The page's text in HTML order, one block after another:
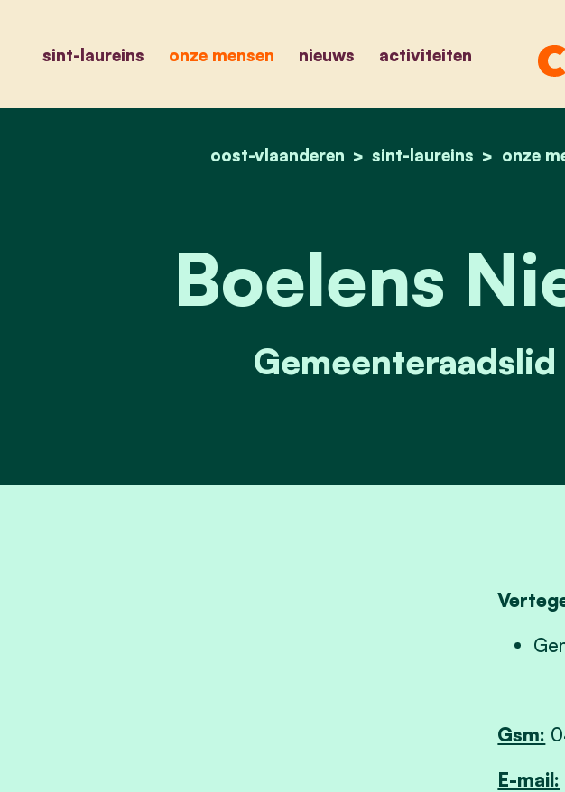
sint-laureins onze mensen nieuws activiteiten
home
oost-vlaanderen sint-laureins onze
boelens niels
Boelens
Gemeenteraadslid
Gsm:
E-mail: